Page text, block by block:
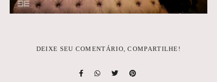
DEIXE SEU COMENTÁRIO, COMPARTILHE!